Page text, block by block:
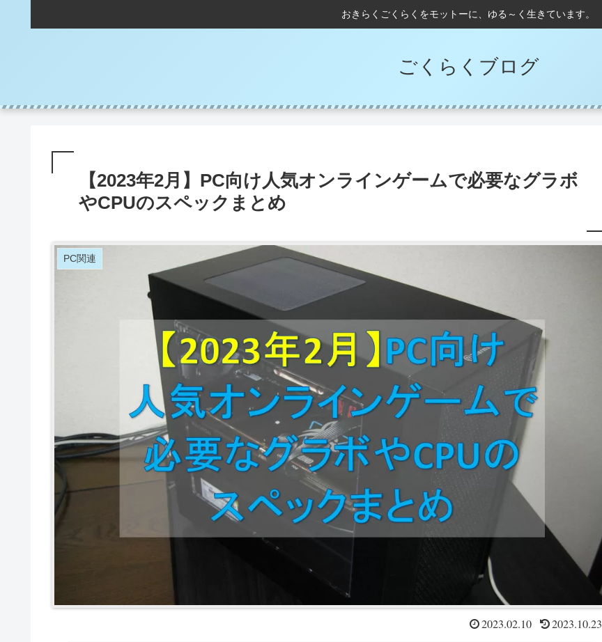
おきらくごくらくをモットーに、ゆる～く生きています。
ごくらくブログ
【2023年2月】PC向け人気オンラインゲームで必要なグラボ
やCPUのスペックまとめ
PC関連
2023.02.10 2023.10.23